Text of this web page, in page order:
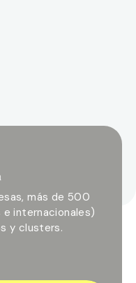
más de 500
internacionales)
y clusters.